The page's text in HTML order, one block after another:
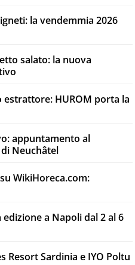
la vendemmia 2026
salato: la nuova
HUROM porta la
appuntamento al
Neuchâtel
WikiHoreca.com:
a Napoli dal 2 al 6
Resort Sardinia e IYO Poltu